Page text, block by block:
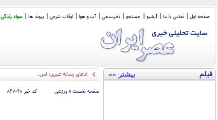
صفحه اول تماس با ما آرشیو جستجو نظرسنجی آب و هوا اوقات شرعی پیوند ها سواد زندگی
فیلم بیشتر »» ادعای رسانه عبری: اسرائیل برای حمله
صفحه نخست » ورزشی کد خبر ۸۶۷۰۹۸